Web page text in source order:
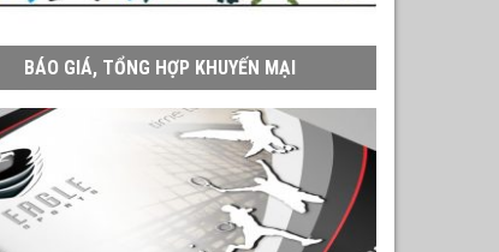
BÁO GIÁ, TỔNG HỢP KHUYẾN MẠI